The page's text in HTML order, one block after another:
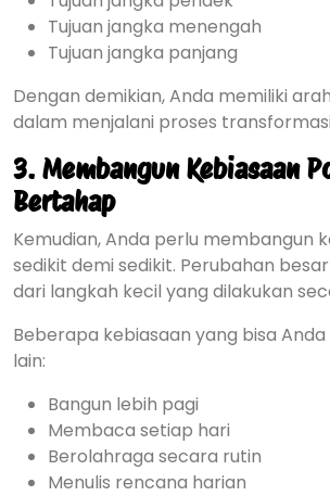
Tujuan jangka menengah
Tujuan jangka panjang
Dengan demikian, Anda memiliki
dalam menjalani proses
3. Membangun Kebiasaan
Bertahap
Kemudian, Anda perlu membangun
sedikit demi sedikit. Perubahan
dari langkah kecil yang dilakukan
Beberapa kebiasaan yang bisa
lain:
Bangun lebih pagi
Membaca setiap hari
Berolahraga secara rutin
Menulis rencana harian